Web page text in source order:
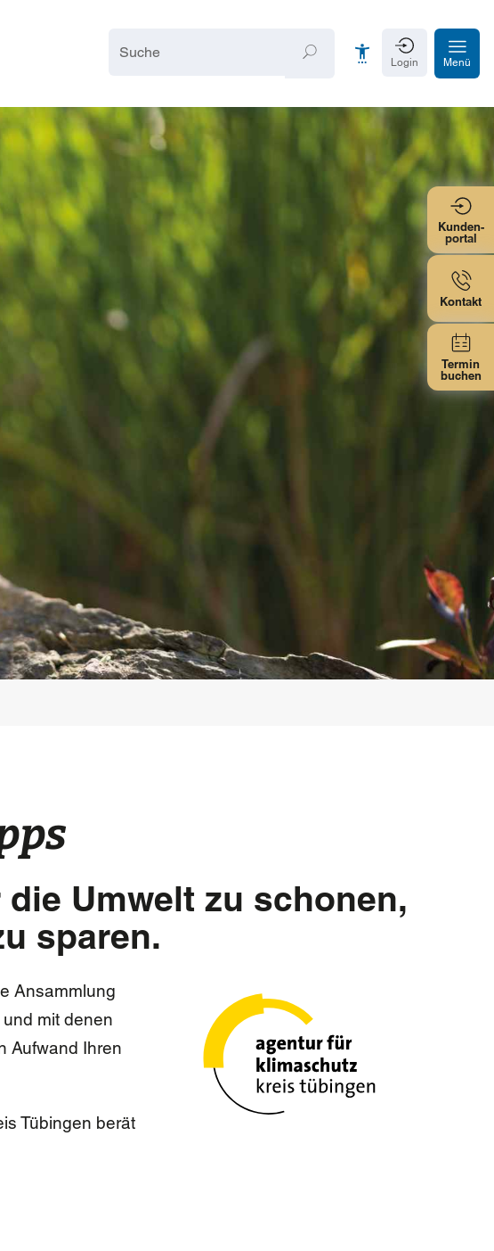
Login Menü
Kunden-
portal
Kontakt
Termin
buchen
Umwelt zu schonen,
sparen.
Ansammlung
mit denen
Aufwand Ihren
Tübingen berät
Schrift vergrößern
Schrift verkleinern
Wortabstand vergrößern
Wortabstand verkleinern
Zeilenabstand vergrößern
Zeilenabstand verkleinern
Animationen ausschalten